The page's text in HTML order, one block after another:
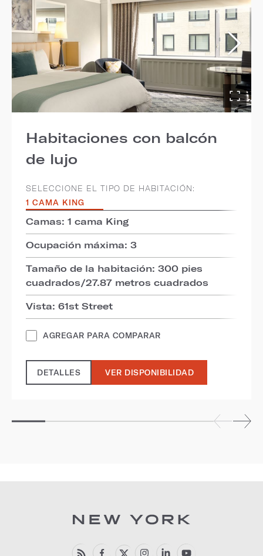
Habitaciones con balcón
de lujo
SELECCIONE EL TIPO DE HABITACIÓN:
1 CAMA KING
Camas: 1 cama King
Ocupación máxima: 3
Tamaño de la habitación: 300 pies
cuadrados/27.87 metros cuadrados
Vista: 61st Street
AGREGAR PARA COMPARAR
DETALLES VER DISPONIBILIDAD